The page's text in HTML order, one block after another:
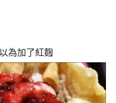
為加了紅麴